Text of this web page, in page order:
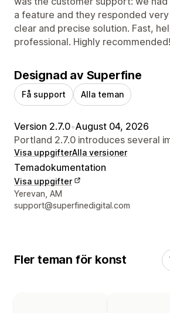
a feature and they responded
clear and precise solution. Fast,
professional. Highly recommended!
Designad av Superfine
Få support Alla teman
Version 2.7.0•August 04, 2026
Portland 2.7.0 introduces several
Visa uppgifterAlla versioner
Temadokumentation
Visa uppgifter
Designerns kontaktuppgifter
Yerevan, AM
support@superfinedigital.com
Fler teman för konst